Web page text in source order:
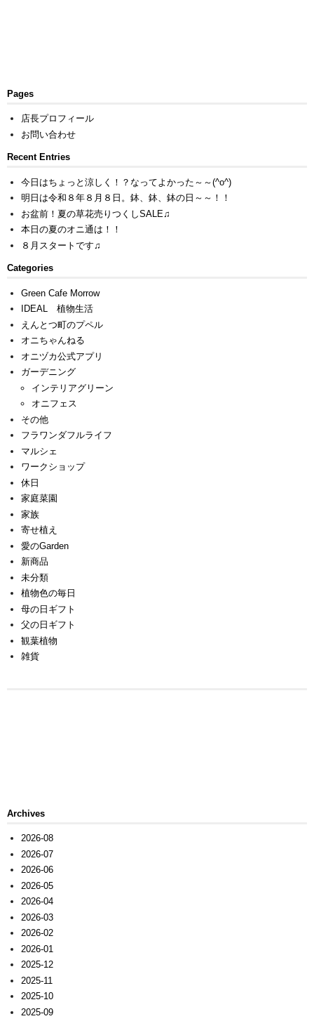
Pages
店長プロフィール
お問い合わせ
Recent Entries
今日はちょっと涼しく！？なってよかった～～(^o^)
明日は令和８年８月８日。鉢、鉢、鉢の日～～！！
お盆前！夏の草花売りつくしSALE♫
本日の夏のオニ通は！！
８月スタートです♫
Categories
Green Cafe Morrow
IDEAL 植物生活
えんとつ町のプペル
オニちゃんねる
オニヅカ公式アプリ
ガーデニング
インテリアグリーン
オニフェス
その他
フラワンダフルライフ
マルシェ
ワークショップ
休日
家庭菜園
家族
寄せ植え
愛のGarden
新商品
未分類
植物色の毎日
母の日ギフト
父の日ギフト
観葉植物
雑貨
Archives
2026-08
2026-07
2026-06
2026-05
2026-04
2026-03
2026-02
2026-01
2025-12
2025-11
2025-10
2025-09